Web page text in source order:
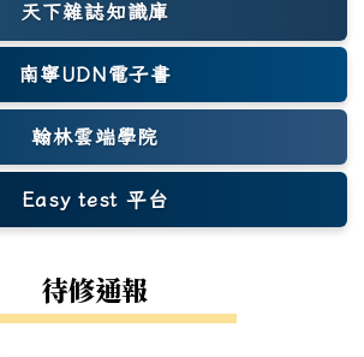
天下雜誌知識庫
(另開新視窗)
南寧UDN電子書
翰林雲端學院
Easy test 平台
(另開新視窗)
待修通報